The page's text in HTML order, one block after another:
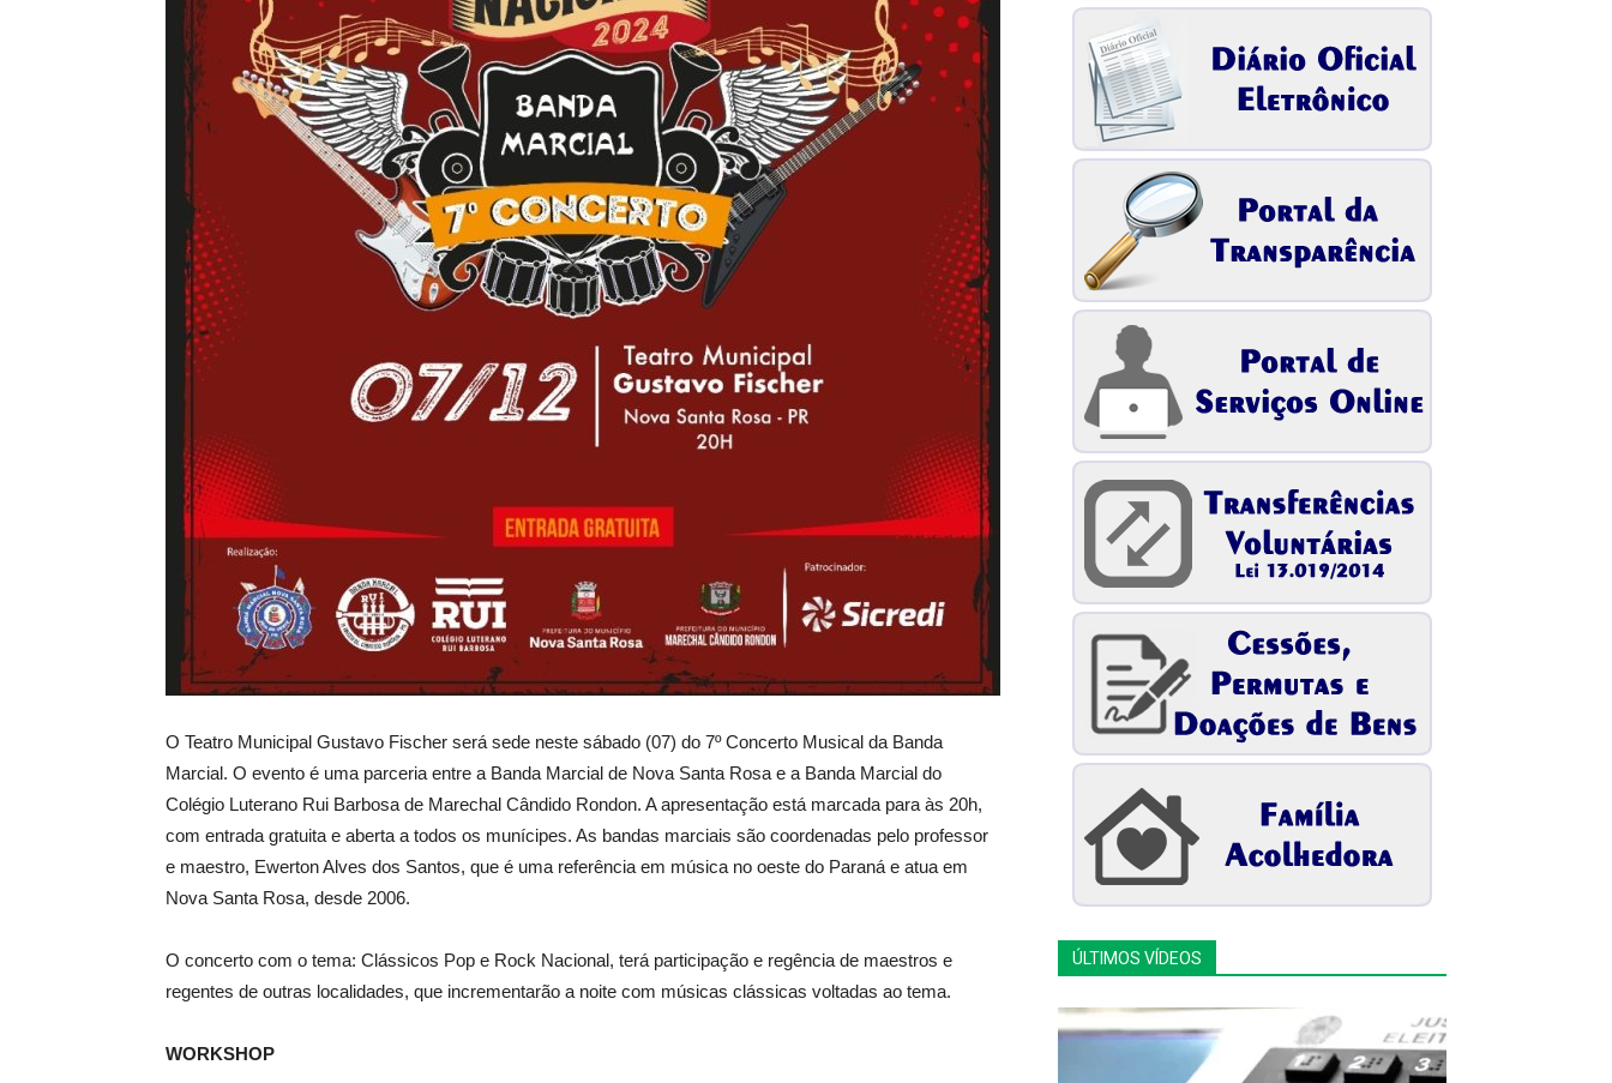
O Teatro Municipal Gustavo Fischer será sede neste sábado (07) do 7º Concerto Musical da Banda
Marcial. O evento é uma parceria entre a Banda Marcial de Nova Santa Rosa e a Banda Marcial do
Colégio Luterano Rui Barbosa de Marechal Cândido Rondon. A apresentação está marcada para às 20h,
com entrada gratuita e aberta a todos os munícipes. As bandas marciais são coordenadas pelo professor
e maestro, Ewerton Alves dos Santos, que é uma referência em música no oeste do Paraná e atua em
Nova Santa Rosa, desde 2006.
O concerto com o tema: Clássicos Pop e Rock Nacional, terá participação e regência de maestros e
regentes de outras localidades, que incrementarão a noite com músicas clássicas voltadas ao tema.
WORKSHOP
ÚLTIMOS VÍDEOS